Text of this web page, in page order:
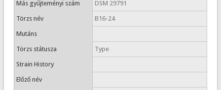
Más gyűjteményi szám DSM 29791
Törzs név B16-24
Mutáns
Törzs státusza Type
Strain History
Előző név